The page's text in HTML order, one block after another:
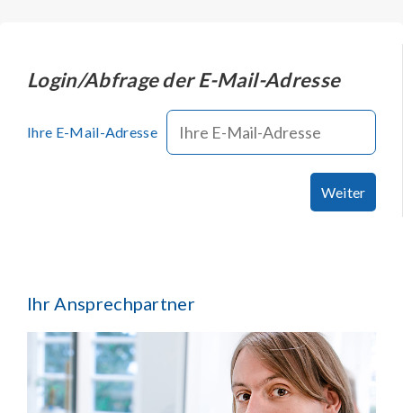
Login/Abfrage der E-Mail-Adresse
Ihre E-Mail-Adresse
Weiter
Ihr Ansprechpartner